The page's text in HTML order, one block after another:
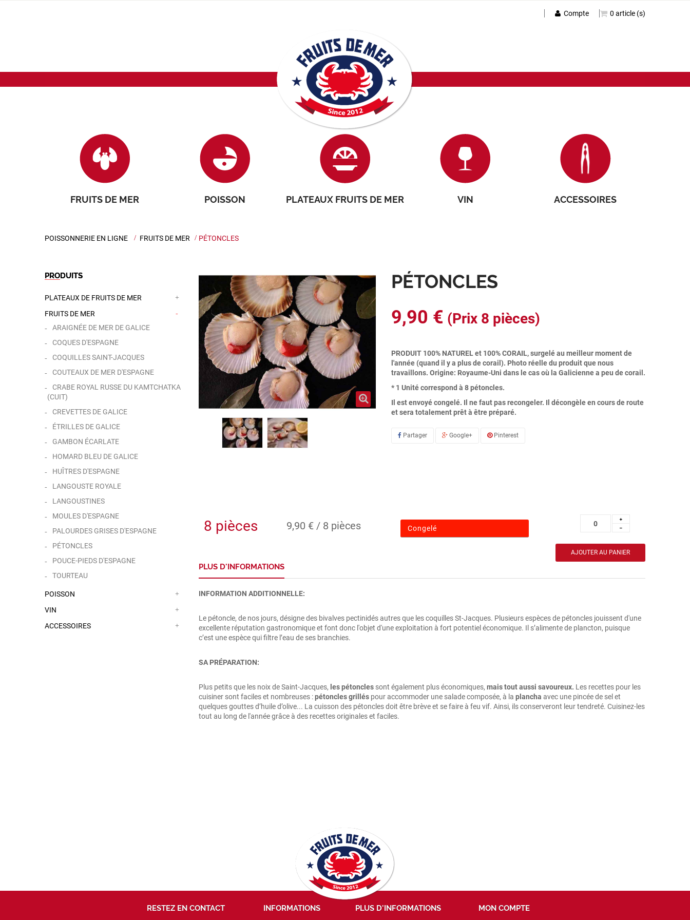
0 article (s)
Compte
FRUITS DE MER POISSON PLATEAUX FRUITS DE MER VIN ACCESSOIRES
POISSONNERIE EN LIGNE > FRUITS DE MER > PÉTONCLES
PRODUITS
PLATEAUX DE FRUITS DE MER
FRUITS DE MER
ARAIGNÉE DE MER DE GALICE
COQUES D'ESPAGNE
COQUILLES SAINT-JACQUES
COUTEAUX DE MER D'ESPAGNE
CRABE ROYAL RUSSE DU KAMTCHATKA
(CUIT)
CREVETTES DE GALICE
ÉTRILLES DE GALICE
GAMBON ÉCARLATE
HOMARD BLEU DE GALICE
HUÎTRES D'ESPAGNE
LANGOUSTE ROYALE
LANGOUSTINES
MOULES D'ESPAGNE
PALOURDES GRISES D'ESPAGNE
PÉTONCLES
POUCE-PIEDS D'ESPAGNE
TOURTEAU
POISSON
VIN
ACCESSOIRES
PÉTONCLES
9,90 € (Prix 8 pièces)
PRODUIT 100% NATUREL et 100% CORAIL, surgelé au meilleur moment de
l'année (quand il y a plus de corail). Photo réelle du produit que nous
travaillons. Origine: Royaume-Uni dans le cas où la Galicienne a peu de corail.
* 1 Unité correspond à 8 pétoncles.
Il est envoyé congelé. Il ne faut pas recongeler. Il décongèle en cours de route
et sera totalement prêt à être préparé.
Partager Google+ Pinterest
8 pièces 9,90 € / 8 pièces Congelé
PLUS D'INFORMATIONS
INFORMATION ADDITIONNELLE:
Le pétoncle, de nos jours, désigne des bivalves pectinidés autres que les coquilles St-Jacques. Plusieurs espèces de pétoncles jouissent d'une
excellente réputation gastronomique et font donc l'objet d'une exploitation à fort potentiel économique. Il s’alimente de plancton, puisque
c’est une espèce qui filtre l’eau de ses branchies.
SA PRÉPARATION:
Plus petits que les noix de Saint-Jacques, les pétoncles sont également plus économiques, mais tout aussi savoureux. Les recettes pour les
cuisiner sont faciles et nombreuses :pétoncles grillés pour accommoder une salade composée, à la plancha avec une pincée de sel et
quelques gouttes d’huile d’olive... La cuisson des pétoncles doit être brève et se faire à feu vif. Ainsi, ils conserveront leur tendreté. Cuisinez-les
tout au long de l'année grâce à des recettes originales et faciles.
RESTEZ EN CONTACT INFORMATIONS PLUS D'INFORMATIONS MON COMPTE